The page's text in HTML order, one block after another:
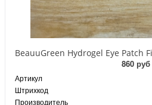
860 руб
Артикул
Штрихкод
Производитель